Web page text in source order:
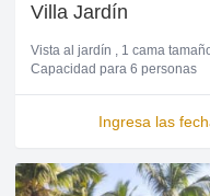
Villa Jardín
Vista al jardín
1 cama
Capacidad para 6 personas
Ingresa las